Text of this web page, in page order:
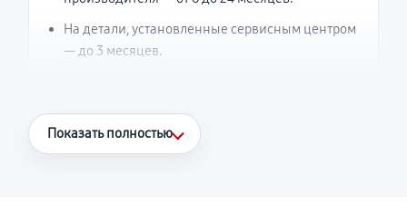
На детали, установленные сервисным центром
— до 3 месяцев.
Что считается гарантийным случаем
Показать полностью